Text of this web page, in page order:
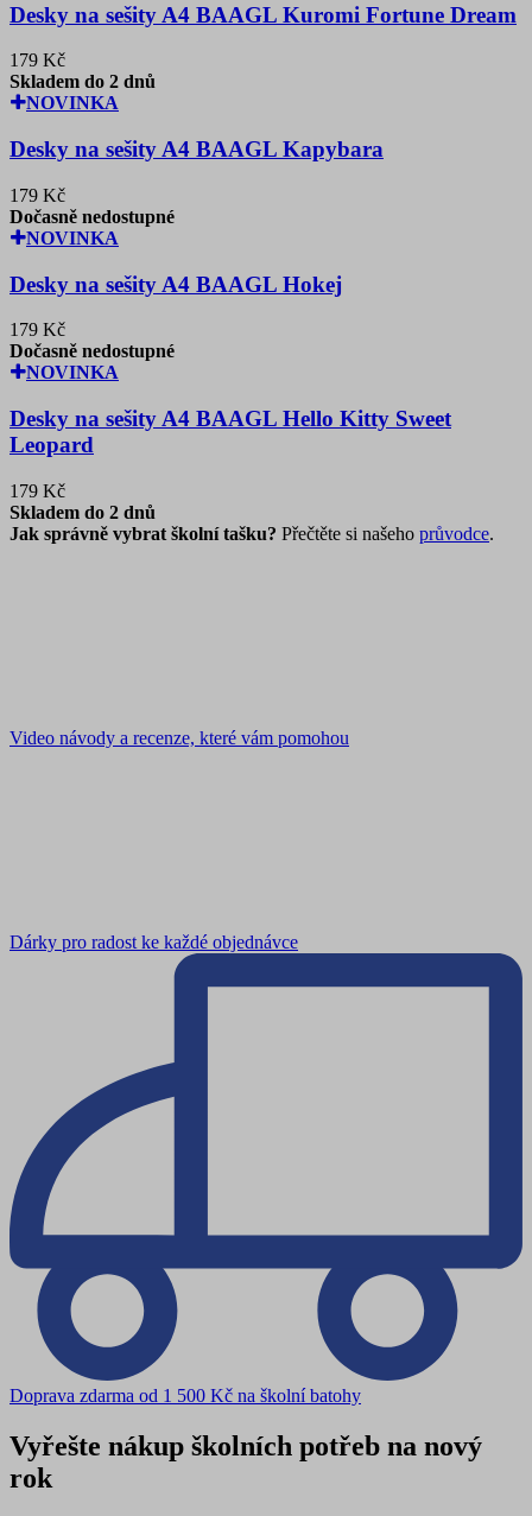
Desky na sešity A4 BAAGL Kuromi Fortune Dream
179 Kč
Skladem do 2 dnů
NOVINKA
Desky na sešity A4 BAAGL Kapybara
179 Kč
Dočasně nedostupné
NOVINKA
Desky na sešity A4 BAAGL Hokej
179 Kč
Dočasně nedostupné
NOVINKA
Desky na sešity A4 BAAGL Hello Kitty Sweet
Leopard
179 Kč
Skladem do 2 dnů
Jak správně vybrat školní tašku? Přečtěte si našeho průvodce.
Video návody a recenze, které vám pomohou
Dárky pro radost ke každé objednávce
Doprava zdarma od 1 500 Kč na školní batohy
Vyřešte nákup školních potřeb na nový
rok